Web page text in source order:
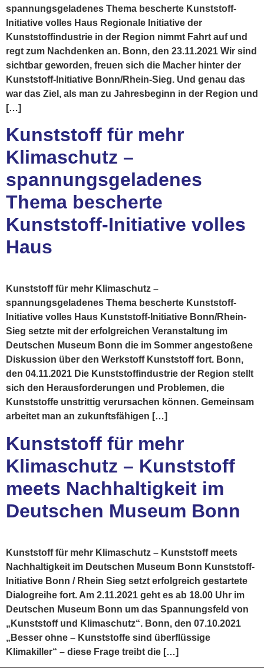
spannungsgeladenes Thema bescherte Kunststoff-
Initiative volles Haus Regionale Initiative der
Kunststoffindustrie in der Region nimmt Fahrt auf und
regt zum Nachdenken an. Bonn, den 23.11.2021 Wir sind
sichtbar geworden, freuen sich die Macher hinter der
Kunststoff-Initiative Bonn/Rhein-Sieg. Und genau das
war das Ziel, als man zu Jahresbeginn in der Region und
[…]
Kunststoff für mehr
Klimaschutz –
spannungsgeladenes
Thema bescherte
Kunststoff-Initiative volles
Haus
Kunststoff für mehr Klimaschutz –
spannungsgeladenes Thema bescherte Kunststoff-
Initiative volles Haus Kunststoff-Initiative Bonn/Rhein-
Sieg setzte mit der erfolgreichen Veranstaltung im
Deutschen Museum Bonn die im Sommer angestoßene
Diskussion über den Werkstoff Kunststoff fort. Bonn,
den 04.11.2021 Die Kunststoffindustrie der Region stellt
sich den Herausforderungen und Problemen, die
Kunststoffe unstrittig verursachen können. Gemeinsam
arbeitet man an zukunftsfähigen […]
Kunststoff für mehr
Klimaschutz – Kunststoff
meets Nachhaltigkeit im
Deutschen Museum Bonn
Kunststoff für mehr Klimaschutz – Kunststoff meets
Nachhaltigkeit im Deutschen Museum Bonn Kunststoff-
Initiative Bonn / Rhein Sieg setzt erfolgreich gestartete
Dialogreihe fort. Am 2.11.2021 geht es ab 18.00 Uhr im
Deutschen Museum Bonn um das Spannungsfeld von
„Kunststoff und Klimaschutz“. Bonn, den 07.10.2021
„Besser ohne – Kunststoffe sind überflüssige
Klimakiller“ – diese Frage treibt die […]